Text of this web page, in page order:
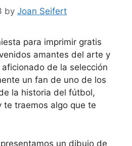
by Joan Seifert
para imprimir gratis
amantes del arte y
de la selección
un fan de uno de los
la historia del fútbol,
te traemos algo que te
un dibujo de